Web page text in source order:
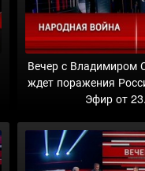
Вечер с Владимиром
ждет поражения
Эфир от